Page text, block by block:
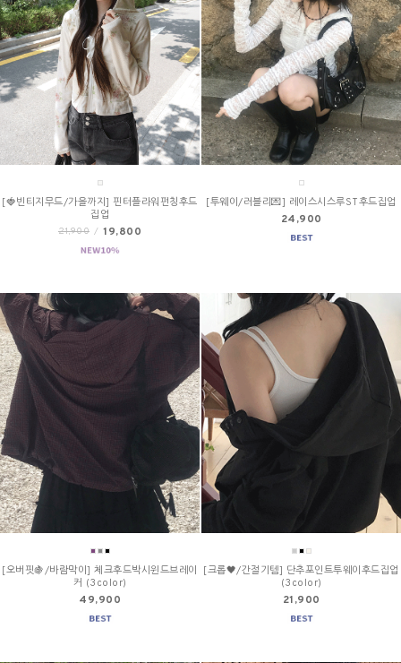
[🍓빈티지무드/가을까지] 핀터플라워펀칭후드
집업
21,900 / 19,800
[투웨이/러블리💌] 레이스시스루ST후드집업
24,900
[오버핏🍇/바람막이] 체크후드박시윈드브레이
커 (3color)
49,900
[크롭🖤/간절기템] 단추포인트투웨이후드집업
(3color)
21,900